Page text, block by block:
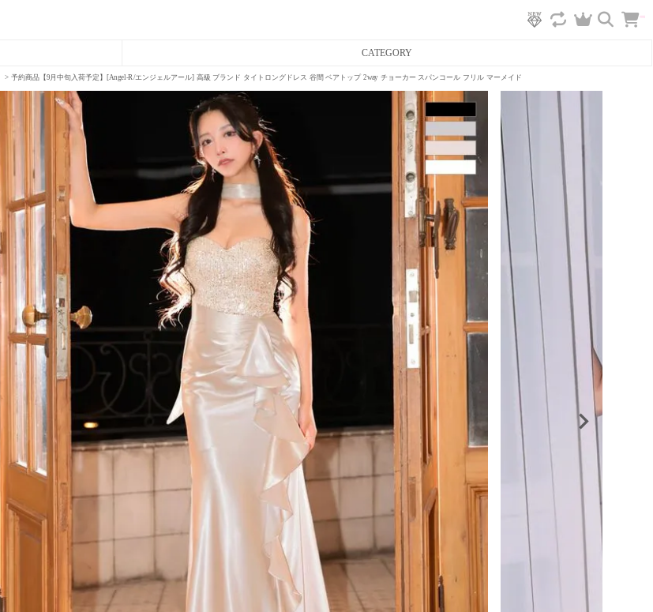
CATEGORY
予約商品【9月中旬入荷予定】[Angel-R/エンジェルアール] 高級 ブランド タイトロングドレス 谷間 ベアトップ 2way チョーカー スパンコール フリル マーメイド